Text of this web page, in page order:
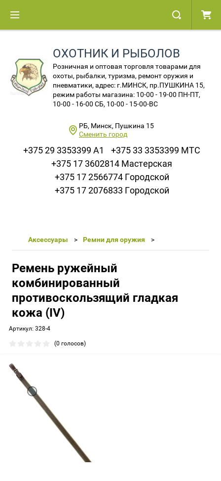
ОХОТНИК И РЫБОЛОВ
Розничная и оптовая торговля товарами для
охоты, рыбалки, туризма, ремонт оружия и
пневматики, адрес: г.МИНСК, пр.ПУШКИНА 15,
режим работы магазина: 10-00 - 19-00 ПН-ПТ,
10-00 - 16-00 СБ, 10-00 - 15-00-ВС
РБ, Минск, Пушкина 15
Сменить город
+375 29 3353399 A1
+375 33 3353399 МТС
+375 17 3602814 Мастерская
+375 17 2566774 Городской
+375 17 2076833 Городской
Аксессуары Ремни для оружия
Ремень ружейный
комбинированный
противоскользящий гладкая
кожа (IV)
Артикул: 328-4
(0 голосов)